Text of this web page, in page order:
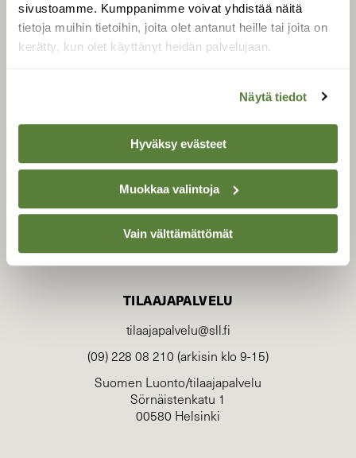
sivustoamme. Kumppanimme voivat yhdistää näitä
tietoja muihin tietoihin, joita olet antanut heille tai joita on
kerätty, kun olet käyttänyt heidän palvelujaan.
Näytä tiedot
Hyväksy evästeet
Muokkaa valintoja
Vain välttämättömät
SUOMEN LUONNON­
SUOJELU­LIITTO
Suomen Luonto -lehden
luonnonsuojelu­liitto.
TILAAJAPALVELU
tilaajapalvelu@sll.fi
(09) 228 08 210 (arkisin klo 9-15)
Suomen Luonto/tilaajapalvelu
Sörnäistenkatu 1
00580 Helsinki